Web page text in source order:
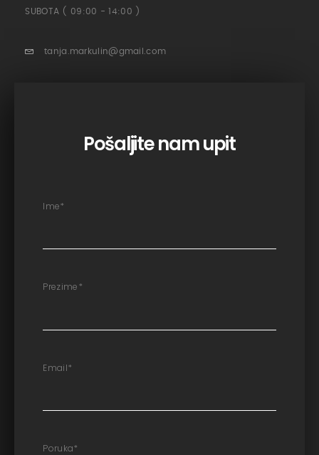
SUBOTA ( 09:00 - 14:00 )
tanja.markulin@gmail.com
Pošaljite nam upit
Ime*
Prezime*
Email*
Poruka*